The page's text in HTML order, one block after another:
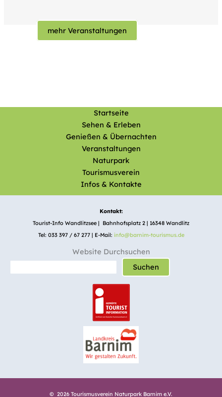
mehr Veranstaltungen
Startseite
Sehen & Erleben
Genießen & Übernachten
Veranstaltungen
Naturpark
Tourismusverein
Infos & Kontakte
Kontakt:
Tourist-Info Wandlitzsee | Bahnhofsplatz 2 | 16348 Wandlitz
Tel: 033 397 / 67 277 | E-Mail: info@barnim-tourismus.de
Website Durchsuchen
Suchen
© 2026 Tourismusverein Naturpark Barnim e.V.